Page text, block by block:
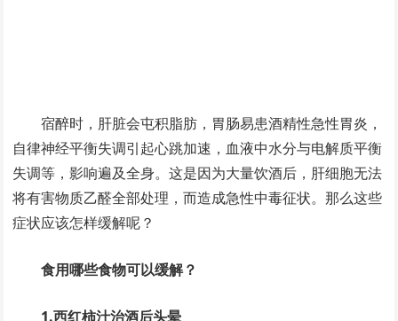
宿醉时，肝脏会屯积脂肪，胃肠易患酒精性急性胃炎，
自律神经平衡失调引起心跳加速，血液中水分与电解质平衡
失调等，影响遍及全身。这是因为大量饮酒后，肝细胞无法
将有害物质乙醛全部处理，而造成急性中毒征状。那么这些
症状应该怎样缓解呢？
食用哪些食物可以缓解？
1.西红柿汁治酒后头晕